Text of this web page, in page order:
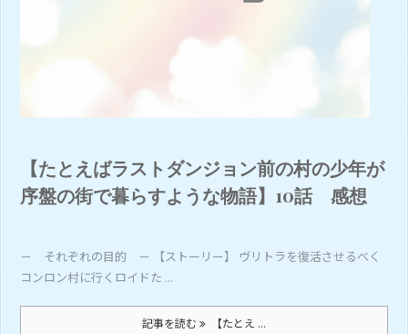
【たとえばラストダンジョン前の村の少年が
序盤の街で暮らすような物語】10話 感想
－ それぞれの目的 － 【ストーリー】 ヴリトラを復活させるべく
コンロン村に行くロイドた ...
記事を読む 【たとえ ...